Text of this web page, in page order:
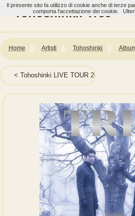
Tohoshinki: Tree
Home Artisti Tohoshinki
Tohoshinki LIVE TOUR 2013 〜TIME
Il presente sito fa utilizzo di cookie anche di terze
comporta l'accettazione dei cookie.